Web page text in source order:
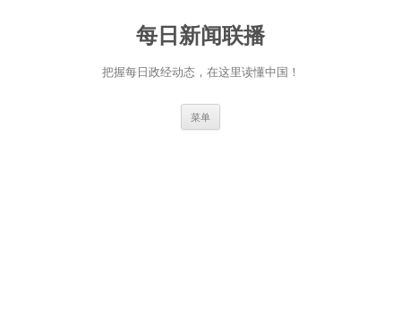
每日新闻联播
把握每日政经动态，在这里读懂中国！
菜单